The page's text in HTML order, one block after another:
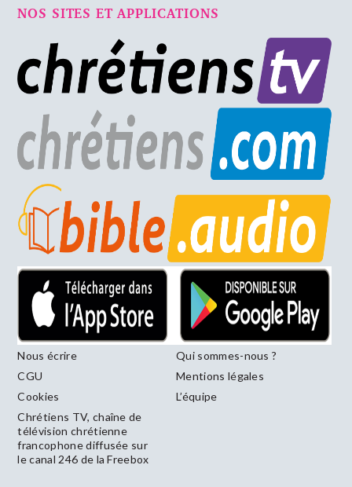
NOS SITES ET APPLICATIONS
Nous écrire
Qui sommes-nous ?
CGU
Mentions légales
Cookies
L’équipe
Chrétiens TV, chaîne de
télévision chrétienne
francophone diffusée sur
le canal 246 de la Freebox